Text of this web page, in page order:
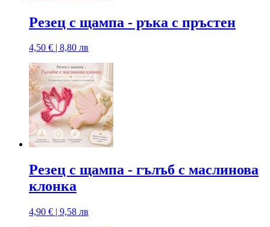
Резец с щампa - ръка с пръстен
4,50 € | 8,80 лв
Резец с щампa - гълъб с маслинова
клонка
4,90 € | 9,58 лв